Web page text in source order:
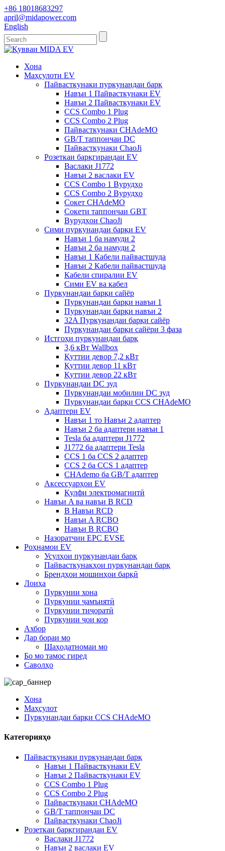
+86 18018683297
april@midapower.com
English
Хона
Маҳсулоти EV
Пайвасткунаки пуркунандаи барқ
Навъи 1 Пайвасткунаки EV
Навъи 2 Пайвасткунаки EV
CCS Combo 1 Plug
CCS Combo 2 Plug
Пайвасткунаки CHAdeMO
GB/T таппончаи DC
Пайвасткунаки ChaoJi
Розеткаи барқгирандаи EV
Васлаки J1772
Навъи 2 васлаки EV
CCS Combo 1 Вурудҳо
CCS Combo 2 Вурудҳо
Сокет CHAdeMO
Сокети таппончаи GBT
Вурудҳои ChaoJi
Сими пуркунандаи барқи EV
Навъи 1 ба намуди 2
Навъи 2 ба намуди 2
Навъи 1 Кабели пайвастшуда
Навъи 2 Кабели пайвастшуда
Кабели спиралии EV
Сими EV ва кабел
Пуркунандаи барқи сайёр
Пуркунандаи барқи навъи 1
Пуркунандаи барқи навъи 2
32A Пуркунандаи барқи сайёр
Пуркунандаи барқи сайёри 3 фаза
Истгоҳи пуркунандаи барқ
3,6 кВт Wallbox
Қуттии девор 7,2 кВт
Қуттии девор 11 кВт
Қуттии девор 22 кВт
Пуркунандаи DC зуд
Пуркунандаи мобилии DC зуд
Пуркунандаи барқи CCS CHAdeMO
Адаптери EV
Навъи 1 то Навъи 2 адаптер
Навъи 2 ба адаптери навъи 1
Tesla ба адаптери J1772
J1772 ба адаптери Tesla
CCS 1 ба CCS 2 адаптер
CCS 2 ба CCS 1 адаптер
CHAdemo ба GB/T адаптер
Аксессуарҳои EV
Қулфи электромагнитӣ
Навъи A ва навъи B RCD
B Навъи RCD
Навъи A RCBO
Навъи B RCBO
Назоратчии EPC EVSE
Роҳнамои EV
Усулҳои пуркунандаи барқ
Пайвасткунакҳои пуркунандаи барқ
Брендҳои мошинҳои барқӣ
Лоиҳа
Пуркунии хона
Пуркунии ҷамъиятӣ
Пуркунии тиҷоратӣ
Пуркунии ҷои кор
Ахбор
Дар бораи мо
Шаҳодатномаи мо
Бо мо тамос гиред
Саволҳо
Хона
Маҳсулот
Пуркунандаи барқи CCS CHAdeMO
Категорияҳо
Пайвасткунаки пуркунандаи барқ
Навъи 1 Пайвасткунаки EV
Навъи 2 Пайвасткунаки EV
CCS Combo 1 Plug
CCS Combo 2 Plug
Пайвасткунаки CHAdeMO
GB/T таппончаи DC
Пайвасткунаки ChaoJi
Розеткаи барқгирандаи EV
Васлаки J1772
Навъи 2 васлаки EV